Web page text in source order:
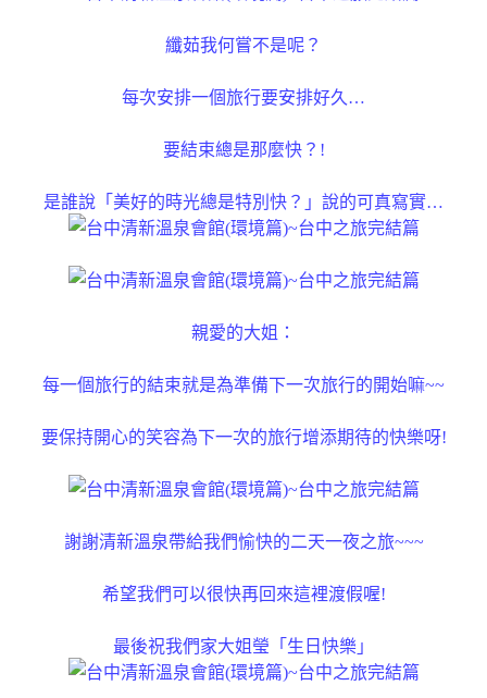
纖茹我何嘗不是呢？
每次安排一個旅行要安排好久…
要結束總是那麼快？!
是誰說「美好的時光總是特別快？」說的可真寫實…
親愛的大姐：
每一個旅行的結束就是為準備下一次旅行的開始嘛~~
要保持開心的笑容為下一次的旅行增添期待的快樂呀!
謝謝清新溫泉帶給我們愉快的二天一夜之旅~~~
希望我們可以很快再回來這裡渡假喔!
最後祝我們家大姐瑩「生日快樂」